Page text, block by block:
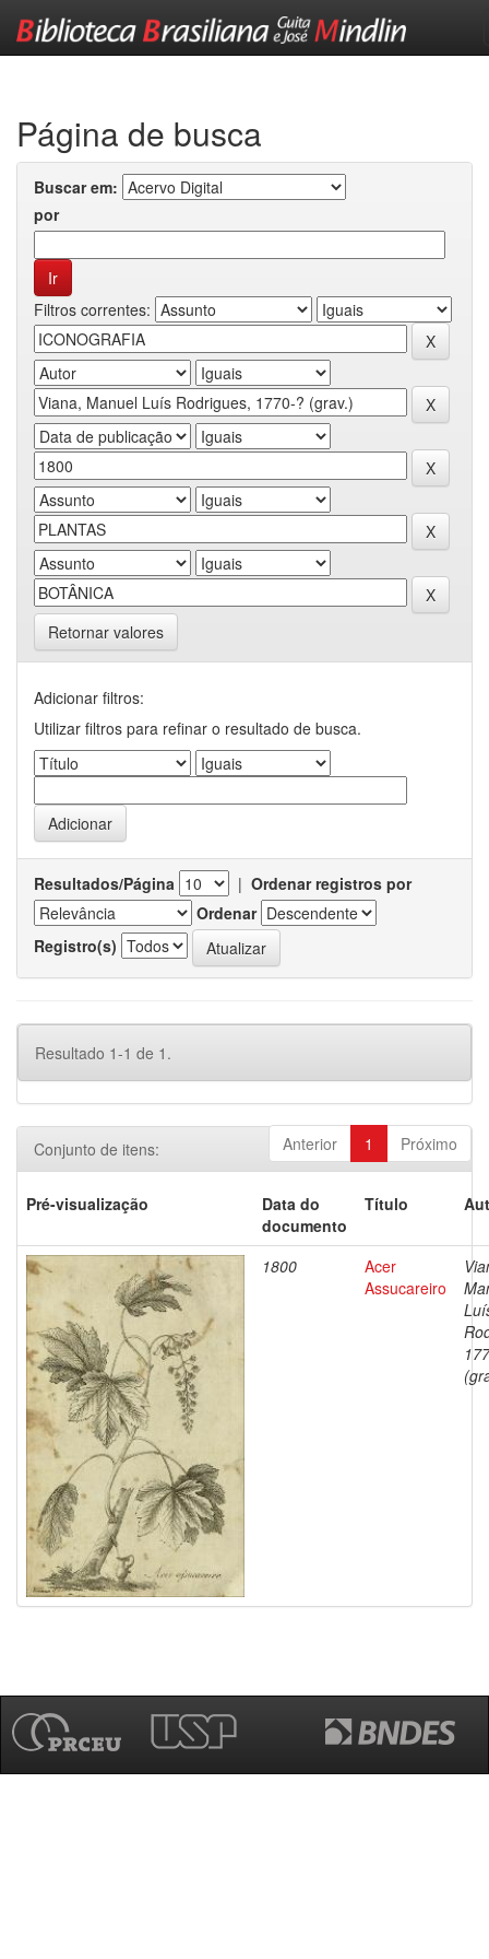
Página de busca
Buscar em:
por
Filtros correntes:
Retornar valores
Adicionar filtros:
Utilizar filtros para refinar o resultado de busca.
Resultados/Página | Ordenar registros por
Ordenar
Registro(s)
Resultado 1-1 de 1.
Anterior 1 Próximo
Conjunto de itens:
Pré-visualização
Data do
documento
Título
1800
Acer
Assucareiro